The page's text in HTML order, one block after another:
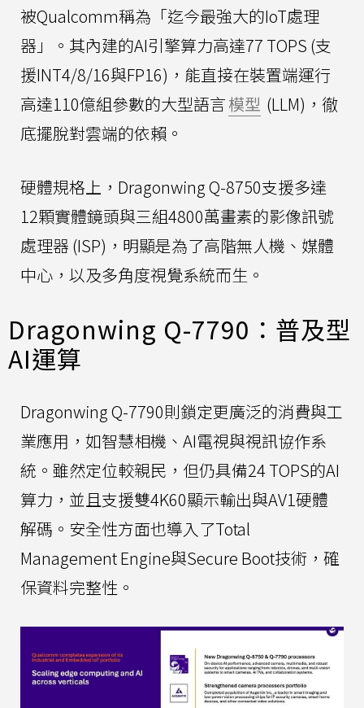
被Qualcomm稱為「迄今最強大的IoT處理
器」。其內建的AI引擎算力高達77 TOPS (支
援INT4/8/16與FP16)，能直接在裝置端運行
高達110億組參數的大型語言模型 (LLM)，徹
底擺脫對雲端的依賴。
硬體規格上，Dragonwing Q-8750支援多達
12顆實體鏡頭與三組4800萬畫素的影像訊號
處理器 (ISP)，明顯是為了高階無人機、媒體
中心，以及多角度視覺系統而生。
Dragonwing Q-7790：普及型
AI運算
Dragonwing Q-7790則鎖定更廣泛的消費與工
業應用，如智慧相機、AI電視與視訊協作系
統。雖然定位較親民，但仍具備24 TOPS的AI
算力，並且支援雙4K60顯示輸出與AV1硬體
解碼。安全性方面也導入了Total
Management Engine與Secure Boot技術，確
保資料完整性。